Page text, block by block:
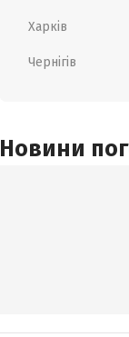
Харків
Чернігів
Новини